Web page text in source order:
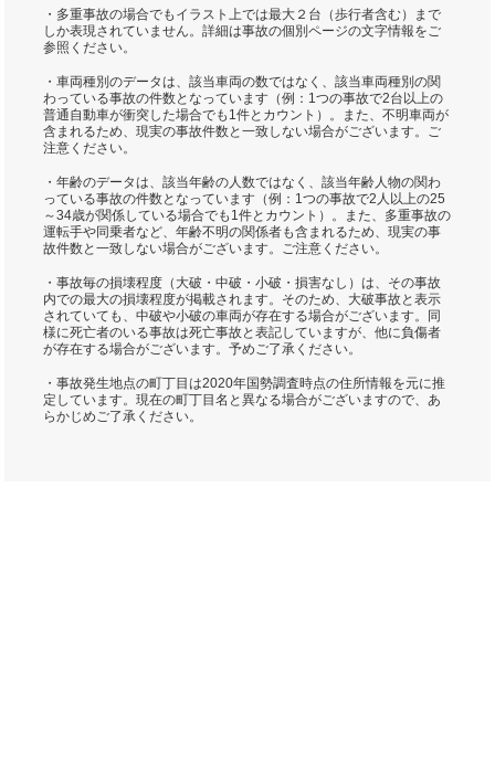
・多重事故の場合でもイラスト上では最大２台（歩行者含む）まで
しか表現されていません。詳細は事故の個別ページの文字情報をご
参照ください。
・車両種別のデータは、該当車両の数ではなく、該当車両種別の関
わっている事故の件数となっています（例：1つの事故で2台以上の
普通自動車が衝突した場合でも1件とカウント）。また、不明車両が
含まれるため、現実の事故件数と一致しない場合がございます。ご
注意ください。
・年齢のデータは、該当年齢の人数ではなく、該当年齢人物の関わ
っている事故の件数となっています（例：1つの事故で2人以上の25
～34歳が関係している場合でも1件とカウント）。また、多重事故の
運転手や同乗者など、年齢不明の関係者も含まれるため、現実の事
故件数と一致しない場合がございます。ご注意ください。
・事故毎の損壊程度（大破・中破・小破・損害なし）は、その事故
内での最大の損壊程度が掲載されます。そのため、大破事故と表示
されていても、中破や小破の車両が存在する場合がございます。同
様に死亡者のいる事故は死亡事故と表記していますが、他に負傷者
が存在する場合がございます。予めご了承ください。
・事故発生地点の町丁目は2020年国勢調査時点の住所情報を元に推
定しています。現在の町丁目名と異なる場合がございますので、あ
らかじめご了承ください。